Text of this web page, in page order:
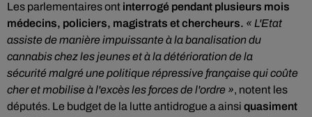
Les parlementaires ont interrogé pendant plusieurs mois
médecins, policiers, magistrats et chercheurs. « L'Etat
assiste de manière impuissante à la banalisation du
cannabis chez les jeunes et à la détérioration de la
sécurité malgré une politique répressive française qui coûte
cher et mobilise à l'excès les forces de l'ordre », notent les
députés. Le budget de la lutte antidrogue a ainsi quasiment